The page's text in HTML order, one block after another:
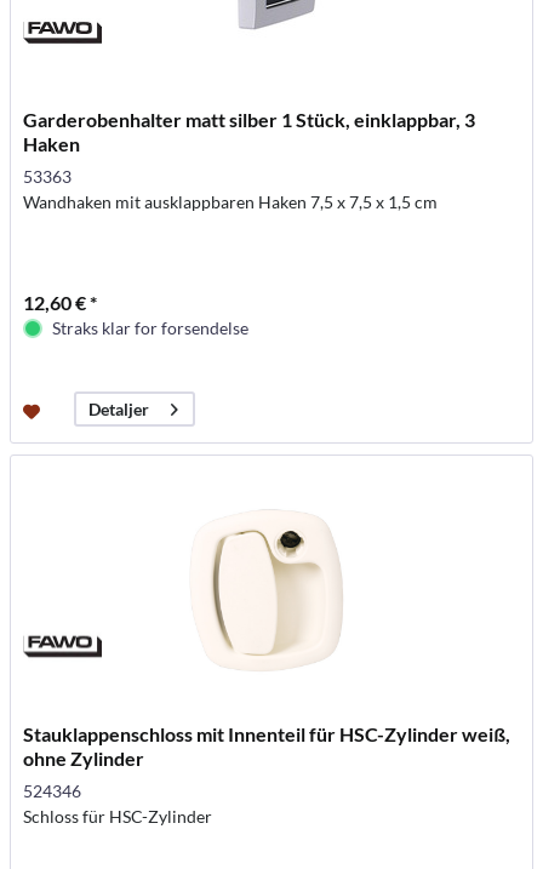
Garderobenhalter matt silber 1 Stück, einklappbar, 3
Haken
53363
Wandhaken mit ausklappbaren Haken 7,5 x 7,5 x 1,5 cm
12,60 € *
Straks klar for forsendelse
Detaljer
Stauklappenschloss mit Innenteil für HSC-Zylinder weiß,
ohne Zylinder
524346
Schloss für HSC-Zylinder